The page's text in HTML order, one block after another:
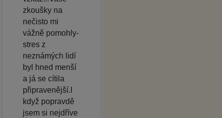
zkoušky na
nečisto mi
vážně pomohly-
stres z
neznámých lidí
byl hned menší
a já se cítila
připravenější.I
když popravdě
jsem si nejdříve